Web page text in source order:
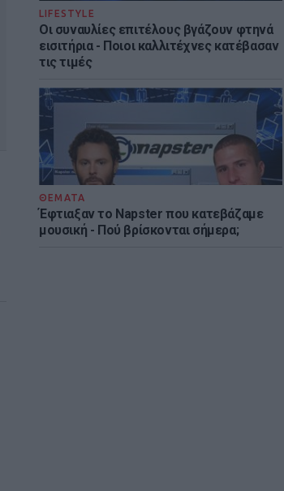
LIFESTYLE
Οι συναυλίες επιτέλους βγάζουν φτηνά
εισιτήρια - Ποιοι καλλιτέχνες κατέβασαν
τις τιμές
ΘΕΜΑΤΑ
Έφτιαξαν το Napster που κατεβάζαμε
μουσική - Πού βρίσκονται σήμερα;